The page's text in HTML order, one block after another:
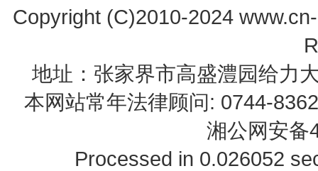
Copyright (C)2010-2024
地址：张家界市高盛澧园给力
本网站常年法律顾问: 0744-
湘公网安备
Processed in 0.026052